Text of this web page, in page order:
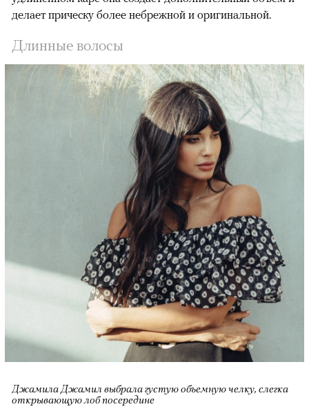
делает прическу более небрежной и оригинальной.
Длинные волосы
Джамила Джамил выбрала густую объемную челку, слегка
открывающую лоб посередине